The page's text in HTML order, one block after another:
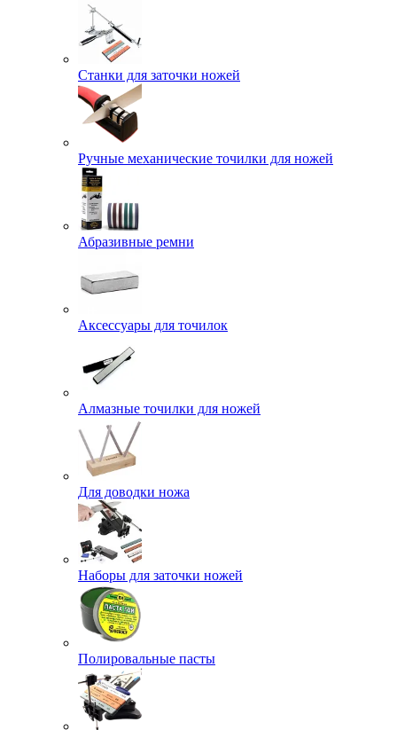
Станки для заточки ножей
Ручные механические точилки для ножей
Абразивные ремни
Аксессуары для точилок
Алмазные точилки для ножей
Для доводки ножа
Наборы для заточки ножей
Полировальные пасты